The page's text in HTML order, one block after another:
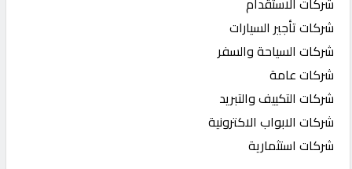
شركات تأجير السيارات
شركات السياحة والسفر
شركات عامة
شركات التكييف والتبريد
شركات الابواب الاكترونية
شركات استثمارية